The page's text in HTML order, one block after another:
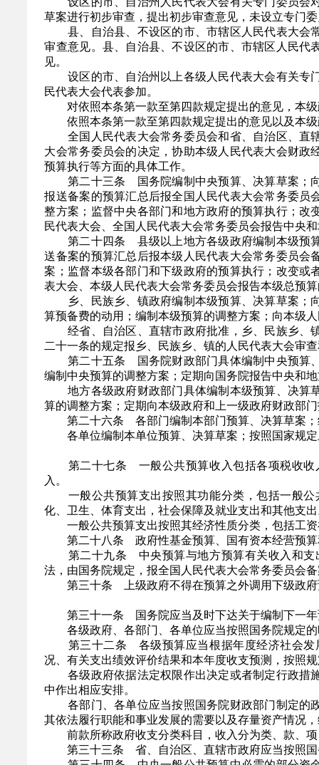
草案进行初步审查，提出初步审查意见，未设立专门
县、自治县、不设区的市、市辖区人民代表大会
审查意见。县、自治县、不设区的市、市辖区人民代
见。
设区的市、自治州以上各级人民代表大会有关专
民代表大会代表参加。
对依照本条第一款至第四款规定提出的意见，本级
依照本条第一款至第四款规定提出的意见以及本级
全国人民代表大会常务委员会和省、自治区、直
大会常务委员会的决定，协助本级人民代表大会财
预算执行等方面的具体工作。
第二十三条 国务院编制中央预算、决算草案；向
报送备案的预算汇总后报全国人民代表大会常务委员
整方案；监督中央各部门和地方政府的预算执行；改
民代表大会、全国人民代表大会常务委员会报告中央
第二十四条 县级以上地方各级政府编制本级预算
送备案的预算汇总后报本级人民代表大会常务委员会
案；监督本级各部门和下级政府的预算执行；改变或
表大会、本级人民代表大会常务委员会报告本级总预
乡、民族乡、镇政府编制本级预算、决算草案；
算预备费的动用；编制本级预算的调整方案；向本级
经省、自治区、直辖市政府批准，乡、民族乡、
二十一条的规定报乡、民族乡、镇的人民代表大会审
第二十五条 国务院财政部门具体编制中央预算、
编制中央预算的调整方案；定期向国务院报告中央和
地方各级政府财政部门具体编制本级预算、决算
算的调整方案；定期向本级政府和上一级政府财政部
第二十六条 各部门编制本部门预算、决算草案；
各单位编制本单位预算、决算草案；按照国家规定
第二十七条 一般公共预算收入包括各项税收收入
入。
一般公共预算支出按照其功能分类，包括一般公
化、卫生、体育支出，社会保障及就业支出和其他支
一般公共预算支出按照其经济性质分类，包括工资
第二十八条 政府性基金预算、国有资本经营预算
第二十九条 中央预算与地方预算有关收入和支出
法，由国务院规定，报全国人民代表大会常务委员会
第三十条 上级政府不得在预算之外调用下级政府
第三十一条 国务院应当及时下达关于编制下一年
各级政府、各部门、各单位应当按照国务院规定的
第三十二条 各级预算应当根据年度经济社会发展
况、有关支出绩效评价结果和本年度收支预测，按照
各级政府依据法定权限作出决定或者制定行政措
中作出相应安排。
各部门、各单位应当按照国务院财政部门制定的
其依法履行职能和事业发展的需要以及存量资产情况
前款所称政府收支分类科目，收入分为类、款、项
第三十三条 省、自治区、直辖市政府应当按照国